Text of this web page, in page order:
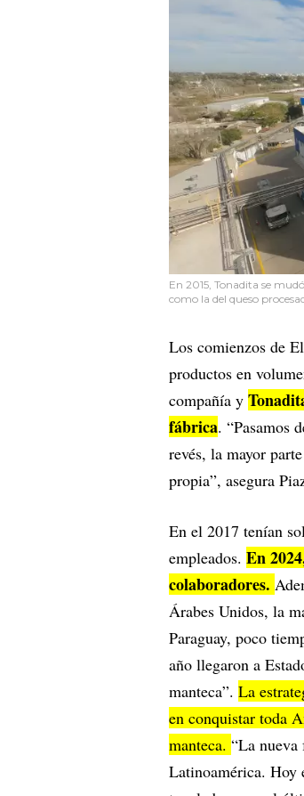
En 2015, Tonadita se
como la del queso
Los comienzos de
productos en
compañía y
fábrica. “Pasamos
revés, la mayor
propia”, asegura
En el 2017 tenían
empleados. En
colaboradores.
Árabes Unidos, la
Paraguay, poco
año llegaron a
manteca”. La
en conquistar toda
manteca. “La nueva
Latinoamérica. Hoy